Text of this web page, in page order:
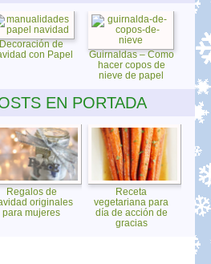
Decoración de
con Papel
Guirnaldas – Como
hacer copos de
nieve de papel
EN PORTADA
Regalos de
originales
para mujeres
Receta
vegetariana para
día de acción de
gracias